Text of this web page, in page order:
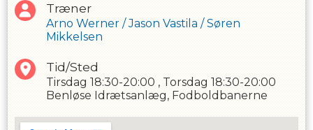
Træner
Arno Werner /Jason Vastila /Søren
Mikkelsen
Tid/Sted
Tirsdag 18:30-20:00 , Torsdag 18:30-20:00
Benløse Idrætsanlæg, Fodboldbanerne